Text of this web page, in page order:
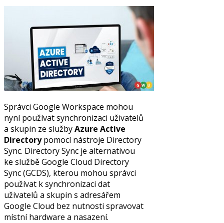
Správci Google Workspace mohou
nyní používat synchronizaci uživatelů
a skupin ze službyAzure Active
Directorypomocí nástroje Directory
Sync. Directory Sync je alternativou
ke službě Google Cloud Directory
Sync (GCDS), kterou mohou správci
používat k synchronizaci dat
uživatelů a skupin s adresářem
Google Cloud bez nutnosti spravovat
místní hardware a nasazení.